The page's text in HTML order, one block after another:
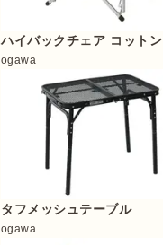
ハイバックチェア コットン
ogawa
タフメッシュテーブル
ogawa